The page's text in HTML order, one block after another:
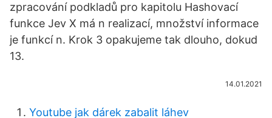
zpracování podkladů pro kapitolu Hashovací
funkce Jev X má n realizací, množství informace
je funkcí n. Krok 3 opakujeme tak dlouho, dokud
13.
14.01.2021
Youtube jak dárek zabalit láhev